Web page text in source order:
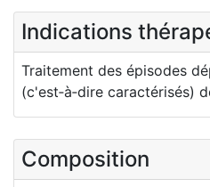
Indications
Traitement des épisodes
(c'est‑à‑dire caractérisés)
Composition